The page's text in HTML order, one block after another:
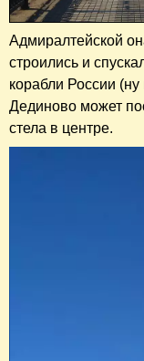
Адмиралтейской
строились и
корабли России
Дединово может
стела в центре.